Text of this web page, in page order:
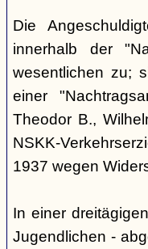
Die
innerhalb der
wesentlichen zu;
einer
Theodor B.,
NSKK-
1937 wegen
In einer
Jugendlichen -